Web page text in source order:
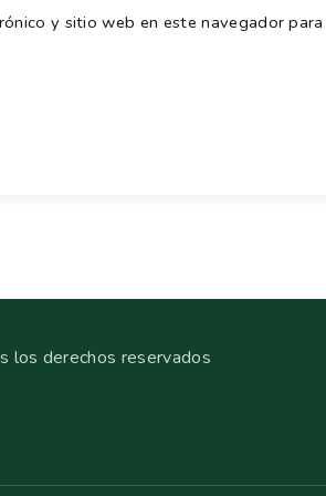
y sitio web en este navegador
los derechos reservados